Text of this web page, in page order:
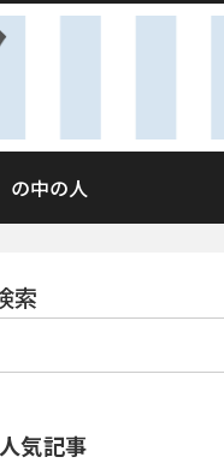
の中の人
索
人気記事